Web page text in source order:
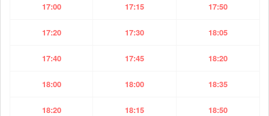
17:00 17:15 17:50
17:20 17:30 18:05
17:40 17:45 18:20
18:00 18:00 18:35
18:20 18:15 18:50